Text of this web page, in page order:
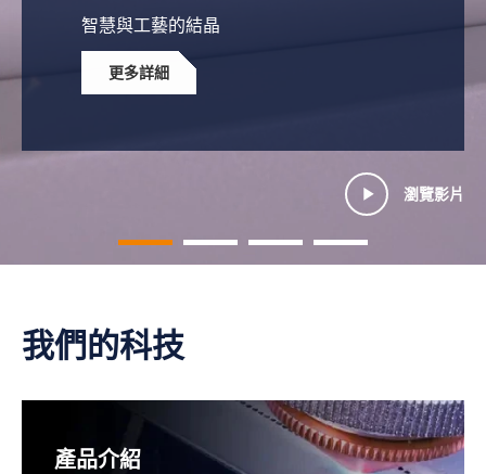
瀏覽影片
智慧與工藝的結晶
更多詳細
我們的科技
產品介紹